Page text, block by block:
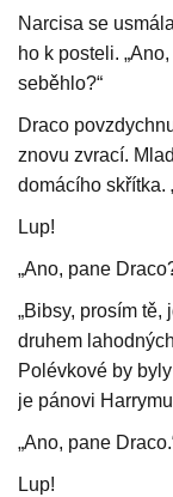
Narcisa se
ho k posteli.
seběhlo?“
Draco
znovu zvrací.
domácího skřítka.
Lup!
„Ano, pane
„Bibsy, prosím
druhem
Polévkové by
je pánovi
„Ano, pane
Lup!